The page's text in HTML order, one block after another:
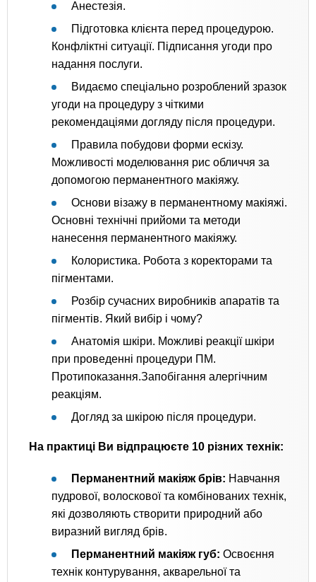
Анестезія.
Підготовка клієнта перед процедурою.
Конфліктні ситуації. Підписання угоди про
надання послуги.
Видаємо спеціально розроблений зразок
угоди на процедуру з чіткими
рекомендаціями догляду після процедури.
Правила побудови форми ескізу.
Можливості моделювання рис обличчя за
допомогою перманентного макіяжу.
Основи візажу в перманентному макіяжі.
Основні технічні прийоми та методи
нанесення перманентного макіяжу.
Колористика. Робота з коректорами та
пігментами.
Розбір сучасних виробників апаратів та
пігментів. Який вибір і чому?
Анатомія шкіри. Можливі реакції шкіри
при проведенні процедури ПМ.
Протипоказання.Запобігання алергічним
реакціям.
Догляд за шкірою після процедури.
На практиці Ви відпрацюєте 10 різних технік:
Перманентний макіяж брів: Навчання
пудрової, волоскової та комбінованих технік,
які дозволяють створити природний або
виразний вигляд брів.
Перманентний макіяж губ: Освоєння
технік контурування, акварельної та